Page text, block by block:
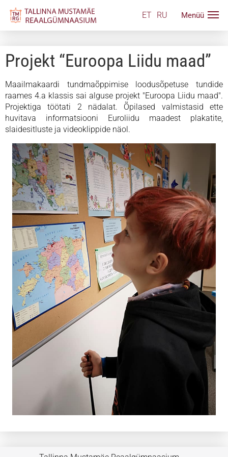
ET RU
Projekt “Euroopa Liidu maad”
Maailmakaardi tundmaõppimise loodusõpetuse tundide
raames 4.a klassis sai alguse projekt "Euroopa Liidu maad".
Projektiga töötati 2 nädalat. Õpilased valmistasid ette
huvitava informatsiooni Euroliidu maadest plakatite,
slaidesitluste ja videoklippide näol.